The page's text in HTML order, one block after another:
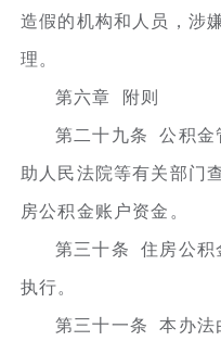
造假的机构和人员，涉
理。
第六章 附则
第二十九条 公积金
助人民法院等有关部门
房公积金账户资金。
第三十条 住房公积
执行。
第三十一条 本办法